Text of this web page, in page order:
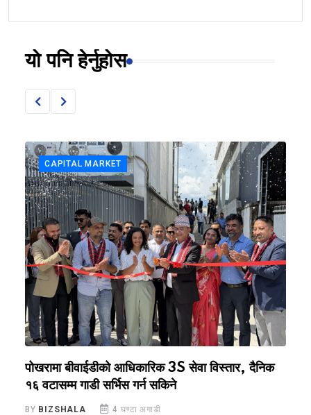
यो पनि हेर्नुहोस
CAPITAL MARKET
पोखरामा बीवाईडीको आधिकारिक 3S सेवा विस्तार, दैनिक
१६ वटासम्म गाडी सर्भिस गर्न सकिने
BY BIZSHALA 4 घण्टा अगाडी